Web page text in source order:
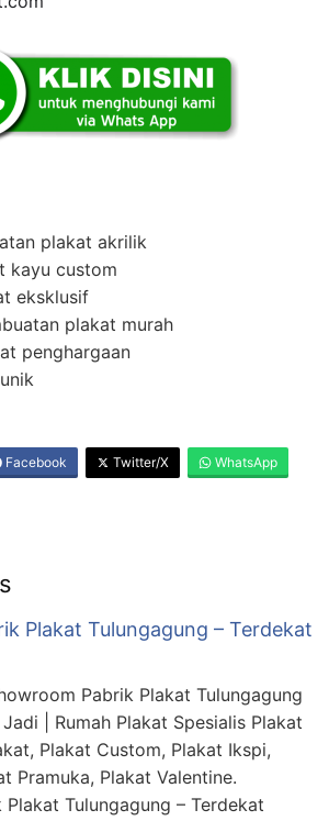
plakat akrilik
kayu custom
eksklusif
plakat murah
penghargaan
Facebook Twitter/X WhatsApp
Plakat Tulungagung – Terdekat
Pabrik Plakat Tulungagung
| Rumah Plakat Spesialis Plakat
Plakat Custom, Plakat Ikspi,
Pramuka, Plakat Valentine.
Tulungagung – Terdekat